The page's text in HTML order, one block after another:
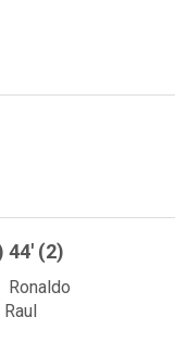
44' (2)
Ronaldo
Raul